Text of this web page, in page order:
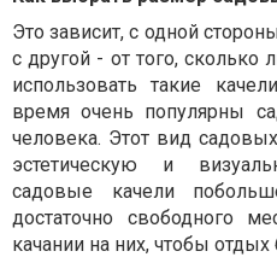
Это зависит, с одной
с другой - от того,
использовать такие
время очень популярны
человека. Этот вид
эстетическую и
садовые качели
достаточно свободного
качании на них, чтобы